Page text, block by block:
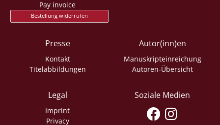
Pay invoice
Bestellung widerrufen
Presse
Kontakt
Titelabbildungen
Autor(inn)en
Manuskripteinreichung
Autoren-Übersicht
Legal
Imprint
Privacy
Soziale Medien